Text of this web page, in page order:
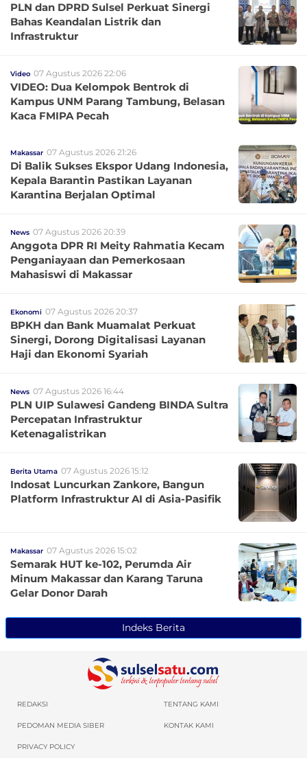
PLN dan DPRD Sulsel Perkuat Sinergi
Bahas Keandalan Listrik dan
Infrastruktur
Video 07 Agustus 2026 22:06
VIDEO: Dua Kelompok Bentrok di
Kampus UNM Parang Tambung, Belasan
Kaca FMIPA Pecah
Makassar 07 Agustus 2026 21:26
Di Balik Sukses Ekspor Udang Indonesia,
Kepala Barantin Pastikan Layanan
Karantina Berjalan Optimal
News 07 Agustus 2026 20:39
Anggota DPR RI Meity Rahmatia Kecam
Penganiayaan dan Pemerkosaan
Mahasiswi di Makassar
Ekonomi 07 Agustus 2026 20:37
BPKH dan Bank Muamalat Perkuat
Sinergi, Dorong Digitalisasi Layanan
Haji dan Ekonomi Syariah
News 07 Agustus 2026 16:44
PLN UIP Sulawesi Gandeng BINDA Sultra
Percepatan Infrastruktur
Ketenagalistrikan
Berita Utama 07 Agustus 2026 15:12
Indosat Luncurkan Zankore, Bangun
Platform Infrastruktur AI di Asia-Pasifik
Makassar 07 Agustus 2026 15:02
Semarak HUT ke-102, Perumda Air
Minum Makassar dan Karang Taruna
Gelar Donor Darah
Indeks Berita
REDAKSI TENTANG KAMI
PEDOMAN MEDIA SIBER KONTAK KAMI
PRIVACY POLICY